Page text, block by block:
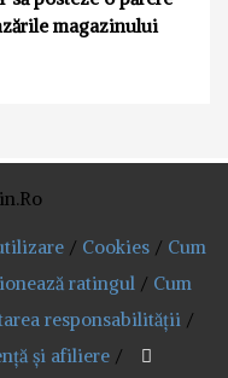
magazinului
/ Cookies / Cum
ratingul / Cum
responsabilității /
și afiliere /